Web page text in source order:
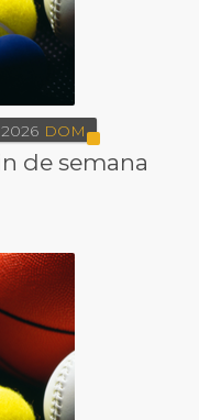
2026 DOM
de semana